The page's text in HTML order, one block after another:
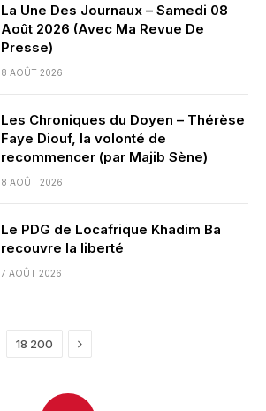
La Une Des Journaux – Samedi 08
Août 2026 (Avec Ma Revue De
Presse)
8 AOÛT 2026
Les Chroniques du Doyen – Thérèse
Faye Diouf, la volonté de
recommencer (par Majib Sène)
8 AOÛT 2026
Le PDG de Locafrique Khadim Ba
recouvre la liberté
7 AOÛT 2026
18 200 Next